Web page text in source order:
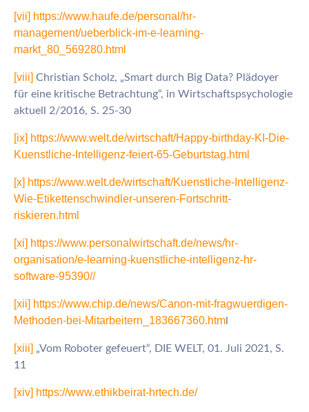
[vii] https://www.haufe.de/personal/hr-
management/ueberblick-im-e-learning-
markt_80_569280.html
[viii] Christian Scholz, „Smart durch Big Data? Plädoyer
für eine kritische Betrachtung“, in Wirtschaftspsychologie
aktuell 2/2016, S. 25-30
[ix] https://www.welt.de/wirtschaft/Happy-birthday-KI-Die-
Kuenstliche-Intelligenz-feiert-65-Geburtstag.html
[x] https://www.welt.de/wirtschaft/Kuenstliche-Intelligenz-
Wie-Etikettenschwindler-unseren-Fortschritt-
riskieren.html
[xi] https://www.personalwirtschaft.de/news/hr-
organisation/e-learning-kuenstliche-intelligenz-hr-
software-95390//
[xii] https://www.chip.de/news/Canon-mit-fragwuerdigen-
Methoden-bei-Mitarbeitern_183667360.html
[xiii] „Vom Roboter gefeuert“, DIE WELT, 01. Juli 2021, S.
11
[xiv] https://www.ethikbeirat-hrtech.de/